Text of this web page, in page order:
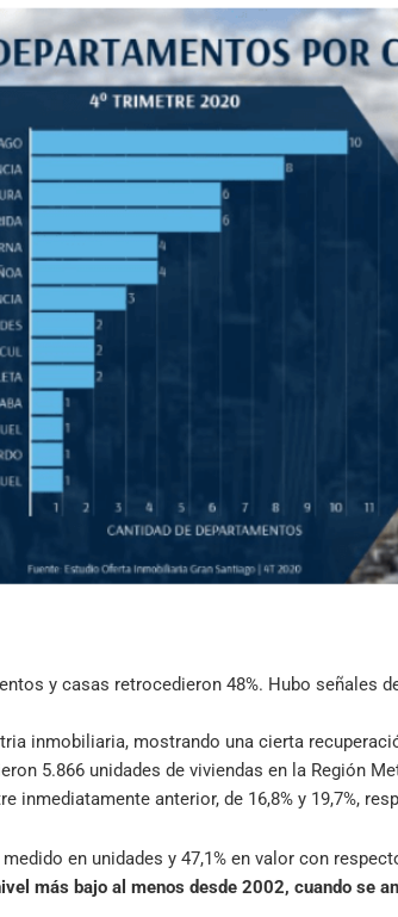
y casas retrocedieron 48%. Hubo señales
inmobiliaria, mostrando una cierta
5.866 unidades de viviendas en la Región
inmediatamente anterior, de 16,8% y 19,7%,
en unidades y 47,1% en valor con
más bajo al menos desde 2002, cuando se